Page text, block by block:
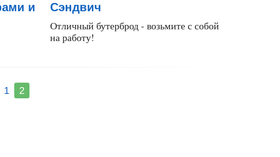
и
Сэндвич
Отличный бутерброд - возьмите с собой
на работу!
1 2